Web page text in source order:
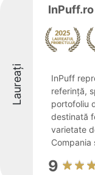
Laureați
InPuff.ro
InPuff
referință,
portofoliu
destinată
varietate
Compania
9